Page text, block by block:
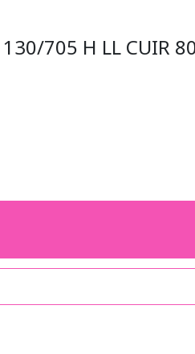
705 H LL CUIR